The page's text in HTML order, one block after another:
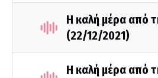
Η καλή μέρα από
(22/12/2021)
Η καλή μέρα από